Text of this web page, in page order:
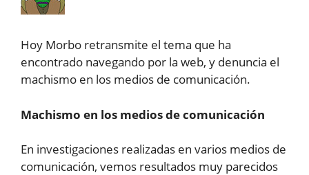
Hoy Morbo retransmite el tema que ha
encontrado navegando por la web, y denuncia el
machismo en los medios de comunicación.
Machismo en los medios de comunicación
En investigaciones realizadas en varios medios de
comunicación, vemos resultados muy parecidos